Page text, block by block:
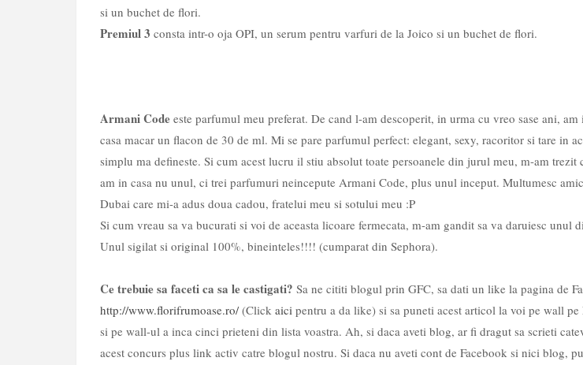
si un buchet de flori.
Premiul 3 consta intr-o oja OPI, un serum pentru varfuri de la Joico si un buchet de flori.
Armani Code este parfumul meu preferat. De cand l-am descoperit, in urma cu vreo sase ani, am
casa macar un flacon de 30 de ml. Mi se pare parfumul perfect: elegant, sexy, racoritor si tare in
simplu ma defineste. Si cum acest lucru il stiu absolut toate persoanele din jurul meu, m-am trezit
am in casa nu unul, ci trei parfumuri neincepute Armani Code, plus unul inceput. Multumesc
Dubai care mi-a adus doua cadou, fratelui meu si sotului meu :P
Si cum vreau sa va bucurati si voi de aceasta licoare fermecata, m-am gandit sa va daruiesc unul
Unul sigilat si original 100%, bineinteles!!!! (cumparat din Sephora).
Ce trebuie sa faceti ca sa le castigati? Sa ne cititi blogul prin GFC, sa dati un like la pagina de
http://www.florifrumoase.ro/(Click aici pentru a da like) si sa puneti acest articol la voi pe wall pe
si pe wall-ul a inca cinci prieteni din lista voastra. Ah, si daca aveti blog, ar fi dragut sa scrieti
acest concurs plus link activ catre blogul nostru. Si daca nu aveti cont de Facebook si nici blog,